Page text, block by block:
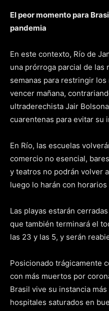
El peor momento para
pandemia
En este contexto, Río de
una prórroga parcial de las
semanas para restringir
vencer mañana,
ultraderechista Jair
cuarentenas para evitar su
En Río, las escuelas
comercio no esencial,
y teatros no podrán volver
luego lo harán con
Las playas estarán
que también terminará el
las 23 y las 5, y serán
Posicionado trágicamente
con más muertos por
Brasil vive su instancia
hospitales saturados en